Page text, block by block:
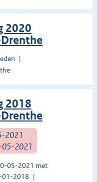
2020
2018
2021
05-2021
05-2021 met
01-2018